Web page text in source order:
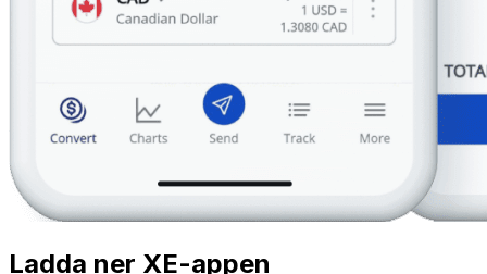
Ladda ner XE-appen